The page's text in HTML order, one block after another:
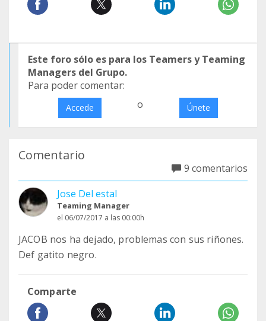
Este foro sólo es para los Teamers y Teaming
Managers del Grupo.
Para poder comentar:
Accede o Únete
Comentario
9 comentarios
Jose Del estal
Teaming Manager
el 06/07/2017 a las 00:00h
JACOB nos ha dejado, problemas con sus riñones.
Def gatito negro.
Comparte